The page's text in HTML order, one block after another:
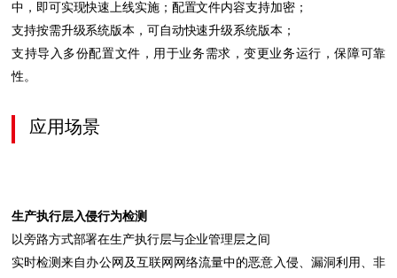
中，即可实现快速上线实施；配置文件内容支持加密；
支持按需升级系统版本，可自动快速升级系统版本；
支持导入多份配置文件，用于业务需求，变更业务运行，保障可靠
性。
应用场景
生产执行层入侵行为检测
以旁路方式部署在生产执行层与企业管理层之间
实时检测来自办公网及互联网网络流量中的恶意入侵、漏洞利用、非